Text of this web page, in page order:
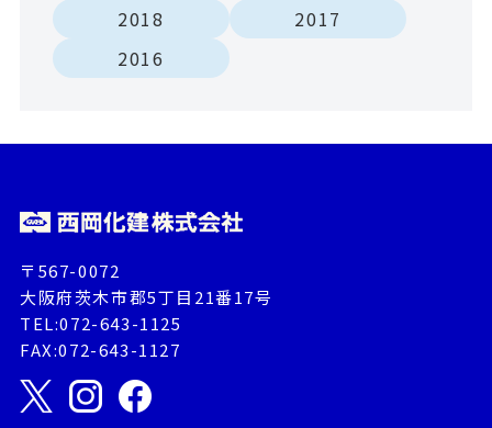
2018
2017
2016
〒567-0072
大阪府茨木市郡5丁目21番17号
TEL:072-643-1125
FAX:072-643-1127